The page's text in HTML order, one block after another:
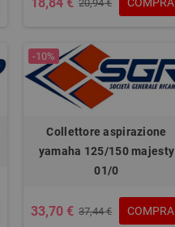
20,94 €
-10%
Collettore aspirazione
yamaha 125/150 majesty
01/0
33,70 € 37,44 € COMPRA